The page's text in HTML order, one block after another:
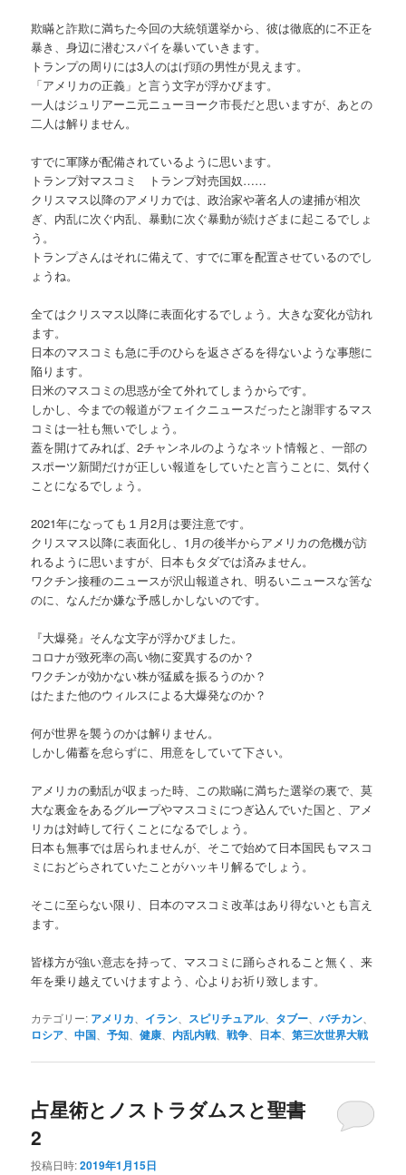
欺瞞と詐欺に満ちた今回の大統領選挙から、彼は徹底的に不正を
暴き、身辺に潜むスパイを暴いていきます。
トランプの周りには3人のはげ頭の男性が見えます。
「アメリカの正義」と言う文字が浮かびます。
一人はジュリアーニ元ニューヨーク市長だと思いますが、あとの
二人は解りません。
すでに軍隊が配備されているように思います。
トランプ対マスコミ トランプ対売国奴……
クリスマス以降のアメリカでは、政治家や著名人の逮捕が相次
ぎ、内乱に次ぐ内乱、暴動に次ぐ暴動が続けざまに起こるでしょ
う。
トランプさんはそれに備えて、すでに軍を配置させているのでし
ょうね。
全てはクリスマス以降に表面化するでしょう。大きな変化が訪れ
ます。
日本のマスコミも急に手のひらを返さざるを得ないような事態に
陥ります。
日米のマスコミの思惑が全て外れてしまうからです。
しかし、今までの報道がフェイクニュースだったと謝罪するマス
コミは一社も無いでしょう。
蓋を開けてみれば、2チャンネルのようなネット情報と、一部の
スポーツ新聞だけが正しい報道をしていたと言うことに、気付く
ことになるでしょう。
2021年になっても１月2月は要注意です。
クリスマス以降に表面化し、1月の後半からアメリカの危機が訪
れるように思いますが、日本もタダでは済みません。
ワクチン接種のニュースが沢山報道され、明るいニュースな筈な
のに、なんだか嫌な予感しかしないのです。
『大爆発』そんな文字が浮かびました。
コロナが致死率の高い物に変異するのか？
ワクチンが効かない株が猛威を振るうのか？
はたまた他のウィルスによる大爆発なのか？
何が世界を襲うのかは解りません。
しかし備蓄を怠らずに、用意をしていて下さい。
アメリカの動乱が収まった時、この欺瞞に満ちた選挙の裏で、莫
大な裏金をあるグループやマスコミにつぎ込んでいた国と、アメ
リカは対峙して行くことになるでしょう。
日本も無事では居られませんが、そこで始めて日本国民もマスコ
ミにおどらされていたことがハッキリ解るでしょう。
そこに至らない限り、日本のマスコミ改革はあり得ないとも言え
ます。
皆様方が強い意志を持って、マスコミに踊らされること無く、来
年を乗り越えていけますよう、心よりお祈り致します。
カテゴリー: アメリカ イラン スピリチュアル、 タブー 、バチカン
ロシア 、中国 、予知 、健康 内乱内戦 、戦争 日本 、第三次世界大戦
占星術とノストラダムスと聖書
2
投稿日時:2019年1月15日